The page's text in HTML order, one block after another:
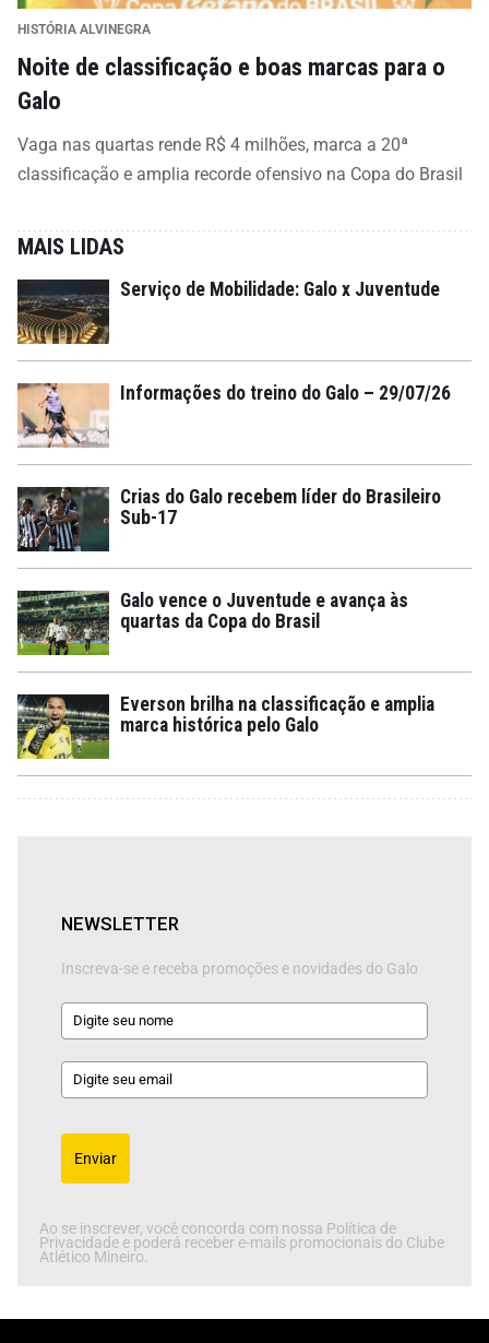
HISTÓRIA ALVINEGRA
Noite de classificação e boas marcas para o
Galo
Vaga nas quartas rende R$ 4 milhões, marca a 20ª
classificação e amplia recorde ofensivo na Copa do Brasil
MAIS LIDAS
Serviço de Mobilidade: Galo x Juventude
Informações do treino do Galo – 29/07/26
Crias do Galo recebem líder do Brasileiro
Sub-17
Galo vence o Juventude e avança às
quartas da Copa do Brasil
Everson brilha na classificação e amplia
marca histórica pelo Galo
NEWSLETTER
Inscreva-se e receba promoções e novidades do Galo
Enviar
Ao se inscrever, você concorda com nossa Política de
Privacidade e poderá receber e-mails promocionais do Clube
Atlético Mineiro.